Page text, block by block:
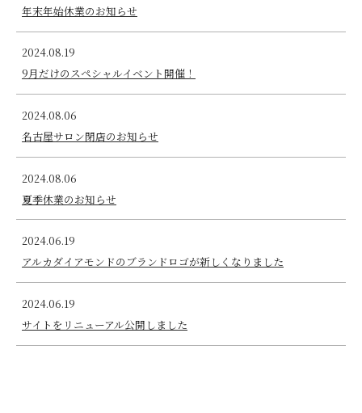
年末年始休業のお知らせ
2024.08.19
9月だけのスペシャルイベント開催！
2024.08.06
名古屋サロン閉店のお知らせ
2024.08.06
夏季休業のお知らせ
2024.06.19
アルカダイアモンドのブランドロゴが新しくなりました
2024.06.19
サイトをリニューアル公開しました